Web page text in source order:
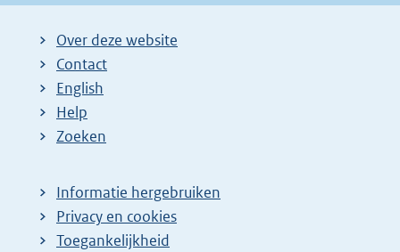
Over deze website
Contact
English
Help
Zoeken
Informatie hergebruiken
Privacy en cookies
Toegankelijkheid